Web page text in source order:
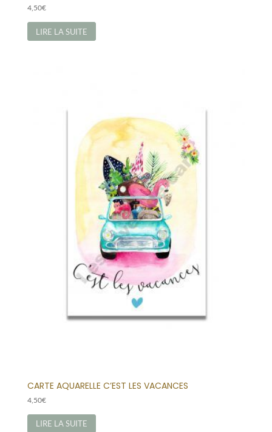
4,50€
LIRE LA SUITE
CARTE AQUARELLE C’EST LES VACANCES
4,50€
LIRE LA SUITE